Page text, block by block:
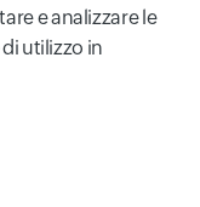
e analizzare le
utilizzo in